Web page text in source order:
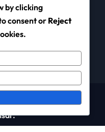
|Newsxoby
.
by clicking
consent or Reject